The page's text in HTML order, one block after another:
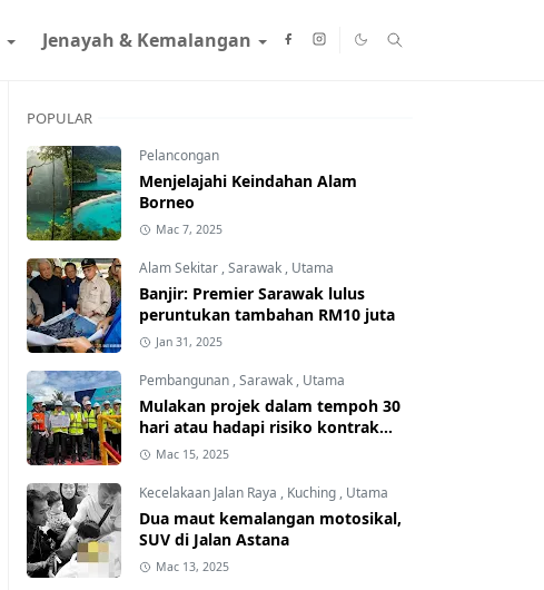
Jenayah & Kemalangan
POPULAR
Pelancongan
Menjelajahi Keindahan Alam
Borneo
Mac 7, 2025
Alam Sekitar ,Sarawak , Utama
Banjir: Premier Sarawak lulus
peruntukan tambahan RM10 juta
Jan 31, 2025
Pembangunan ,Sarawak , Utama
Mulakan projek dalam tempoh 30
hari atau hadapi risiko kontrak
ditamatkan
Mac 15, 2025
Kecelakaan Jalan Raya , Kuching , Utama
Dua maut kemalangan motosikal,
SUV di Jalan Astana
Mac 13, 2025